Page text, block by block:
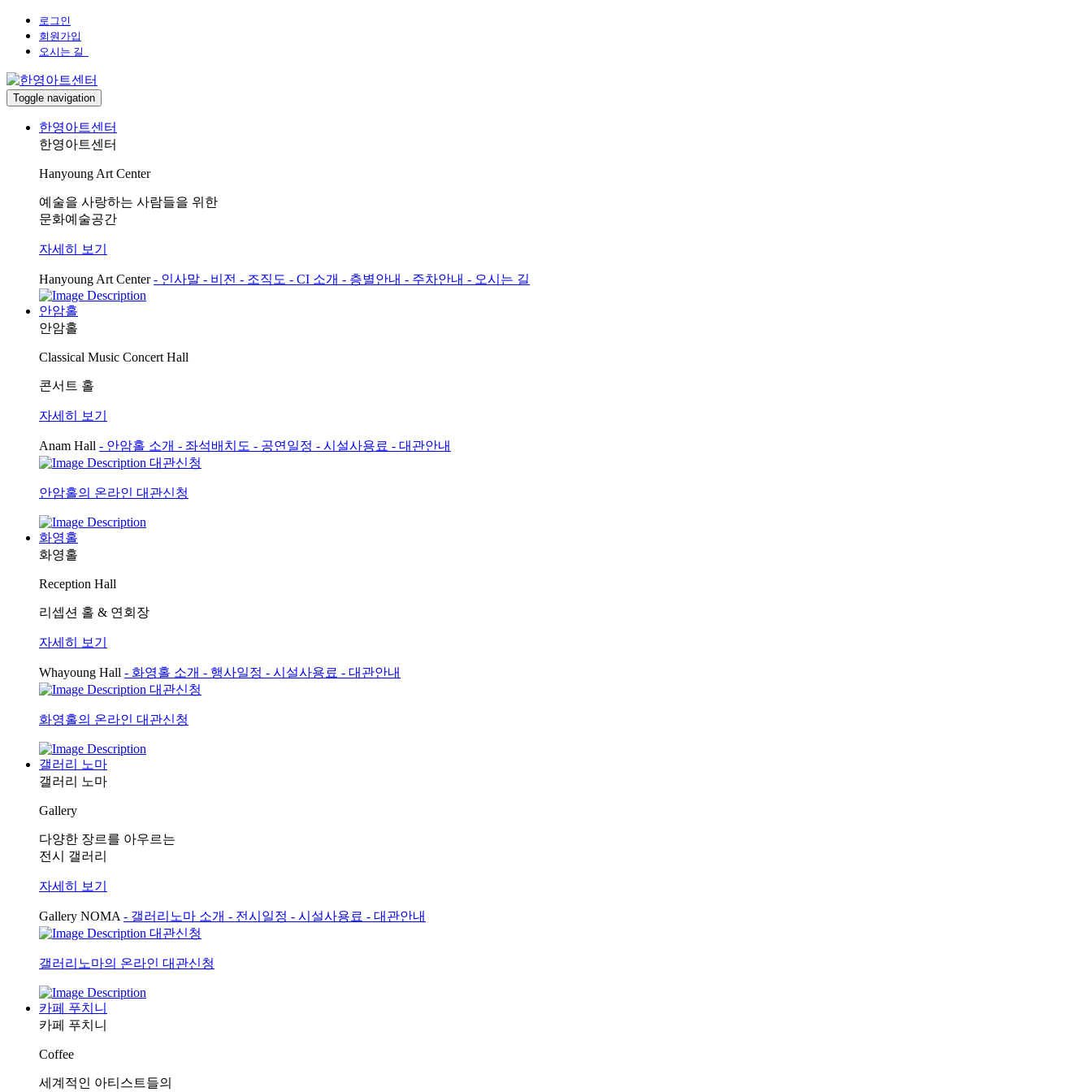
로그인
회원가입
오시는 길
Toggle navigation
한영아트센터
한영아트센터
Hanyoung Art Center
예술을 사랑하는 사람들을 위한
문화예술공간
자세히 보기
Hanyoung Art Center - 인사말 - 비전 - 조직도 - CI 소개 - 층별안내 - 주차안내 - 오시는 길
안암홀
안암홀
Classical Music Concert Hall
콘서트 홀
자세히 보기
Anam Hall - 안암홀 소개 - 좌석배치도 - 공연일정 - 시설사용료 - 대관안내
대관신청
안암홀의 온라인 대관신청
화영홀
화영홀
Reception Hall
리셉션 홀 & 연회장
자세히 보기
Whayoung Hall - 화영홀 소개 - 행사일정 - 시설사용료 - 대관안내
대관신청
화영홀의 온라인 대관신청
갤러리 노마
갤러리 노마
Gallery
다양한 장르를 아우르는
전시 갤러리
자세히 보기
Gallery NOMA - 갤러리노마 소개 - 전시일정 - 시설사용료 - 대관안내
대관신청
갤러리노마의 온라인 대관신청
카페 푸치니
카페 푸치니
Coffee
세계적인 아티스트들의